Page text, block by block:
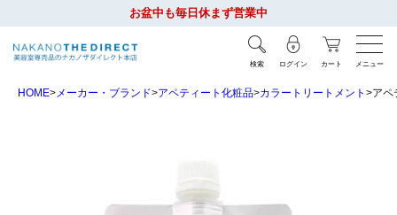
お盆中も毎日休まず営業中
検索 ログイン カート メニュー
HOME メーカー・ブランド アペティート化粧品 カラートリートメント アペ